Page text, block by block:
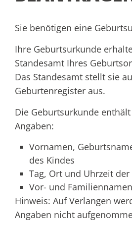
Sie benötigen eine
Ihre Geburtsurkunde
Standesamt Ihres
Das Standesamt stellt sie
Geburtenregister aus.
Die Geburtsurkunde
Angaben:
Vornamen,
des Kindes
Tag, Ort und Uhrzeit
Vor- und
Hinweis: Auf Verlangen
Angaben nicht